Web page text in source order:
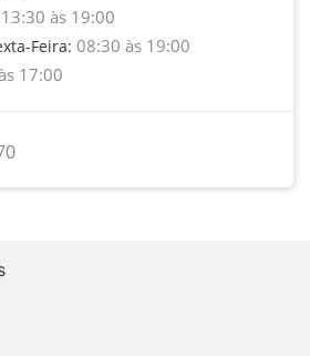
13:30 às 19:00
Feira: 08:30 às 19:00
17:00